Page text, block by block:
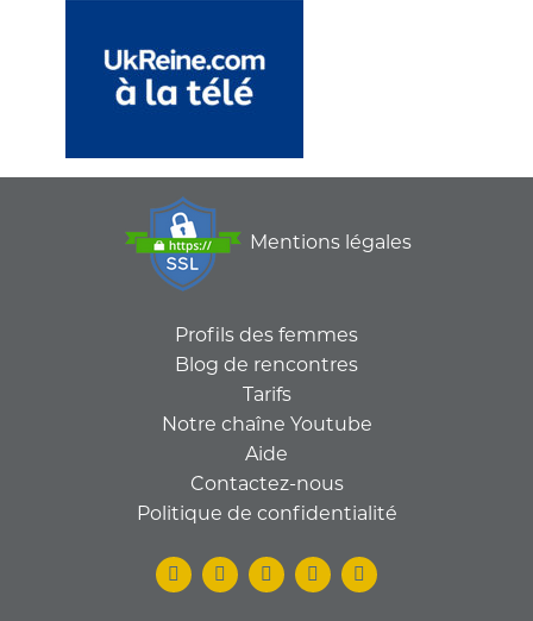
Mentions légales
Profils des femmes
Blog de rencontres
Tarifs
Notre chaîne Youtube
Aide
Contactez-nous
Politique de confidentialité